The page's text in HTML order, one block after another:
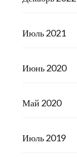
Июль 2021
Июнь 2020
Май 2020
Июль 2019